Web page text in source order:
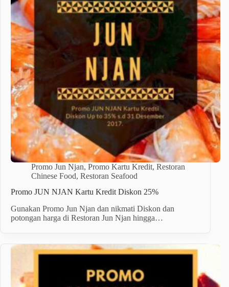
Promo Jun Njan, Promo Kartu Kredit, Restoran
Chinese Food, Restoran Seafood
Promo JUN NJAN Kartu Kredit Diskon 25%
Gunakan Promo Jun Njan dan nikmati Diskon dan
potongan harga di Restoran Jun Njan hingga…